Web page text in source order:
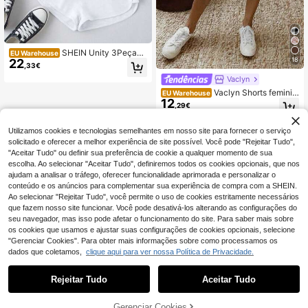
EU Warehouse SHEIN Unity 3Peças
Nó Frontal Shorts De Pista
22 ,33€
18
Vaclyn
EU Warehouse Vaclyn Shorts feminin
os casuais e versáteis para férias
12 ,29€
Utilizamos cookies e tecnologias semelhantes em nosso site para fornecer o serviço
solicitado e oferecer a melhor experiência de site possível. Você pode "Rejeitar Tudo",
"Aceitar Tudo" ou definir sua preferência de cookie a qualquer momento de sua
escolha. Ao selecionar "Aceitar Tudo", definiremos todos os cookies opcionais, que nos
ajudam a analisar o tráfego, oferecer funcionalidade aprimorada e personalizar o
conteúdo e os anúncios para complementar sua experiência de compra com a SHEIN.
Ao selecionar "Rejeitar Tudo", você permite o uso de cookies estritamente necessários
que fazem nosso site funcionar. Você pode desativá-los alterando as configurações do
seu navegador, mas isso pode afetar o funcionamento do site. Para saber mais sobre
os cookies que usamos e ajustar suas configurações de cookies opcionais, selecione
"Gerenciar Cookies". Para obter mais informações sobre como processamos os
dados que coletamos, clique aqui para ver nossa Política de Privacidade.
Rejeitar Tudo Aceitar Tudo